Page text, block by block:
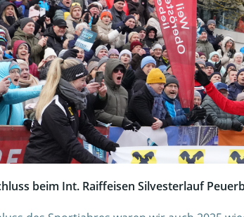
beim Int. Raiffeisen Silvesterlauf